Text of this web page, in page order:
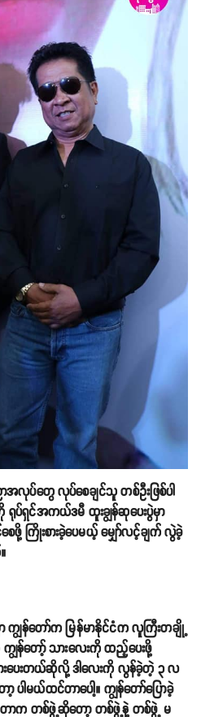
လုပ်တွေ လုပ်စေချင်သူ တစ်ဦးဖြစ်ပါ
ပ်ရှင်အကယ်ဒမီ ထူးချွန်ဆုပေးပွဲမှာ
ဖို့ ကြိုးစားခဲ့ပေမယ့် မျှော်လင့်ချက် လွဲခဲ့
ကျွန်တော်က မြန်မာနိုင်ငံက လူကြီးတချို့
ျွန်တော့် သားလေးကို ထည့်ပေးဖို့
းပေးတယ်ဆိုလို့ ဒါလေးကို လွန်ခဲ့တဲ့ ၃ လ
ါမယ်ထင်တာပေါ့။ ကျွန်တော်ပြောခဲ့
က တစ်ဖွဲ့ဆိုတော့ တစ်ဖွဲ့နဲ့ တစ်ဖွဲ့ မ